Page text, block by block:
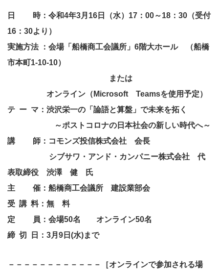
日 時：令和4年3月16日（水）17：00～18：30（受付
16：30より）
実施方法 ：会場「船橋商工会議所」6階大ホール （船橋
市本町1-10-10）
または
オンライン（Microsoft Teamsを使用予定）
テ ー マ：渋沢栄一の「論語と算盤」で未来を拓く
～ポストコロナの日本社会の新しい時代へ～
講 師：コモンズ投信株式会社 会長
シブサワ・アンド・カンパニー株式会社 代
表取締役 渋澤 健 氏
主 催：船橋商工会議所 建設業部会
受 講 料：無 料
定 員：会場50名 オンライン50名
締 切 日：3月9日(水)まで
－－－－－－－－－－－－［オンラインで参加される場